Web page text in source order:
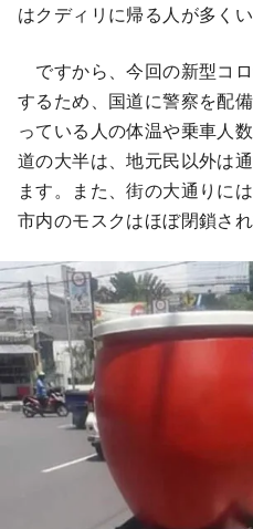
はクディリに帰る人が多くい
ですから、今回の新型コ
するため、国道に警察を配
っている人の体温や乗車人
道の大半は、地元民以外は
ます。また、街の大通りに
市内のモスクはほぼ閉鎖され